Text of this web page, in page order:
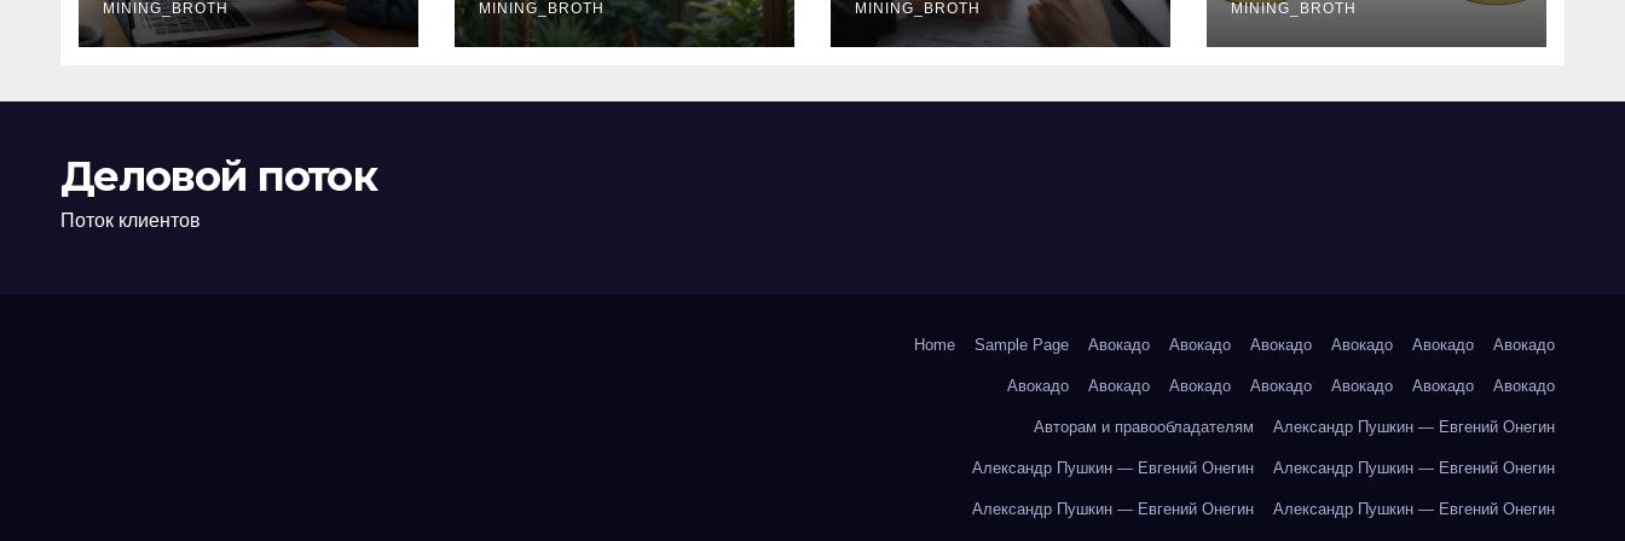
офис: порядок,
требования и
MINING_BROTH
колокольчиков
MINING_BROTH
ставки и
требования к
MINING_BROTH
руководство
MINING_BROTH
Деловой поток
Поток клиентов
Home Sample Page Авокадо Авокадо Авокадо Авокадо Авокадо Авокадо
Авокадо Авокадо Авокадо Авокадо Авокадо Авокадо Авокадо
Авторам и правообладателям Александр Пушкин — Евгений Онегин
Александр Пушкин — Евгений Онегин Александр Пушкин — Евгений Онегин
Александр Пушкин — Евгений Онегин Александр Пушкин — Евгений Онегин